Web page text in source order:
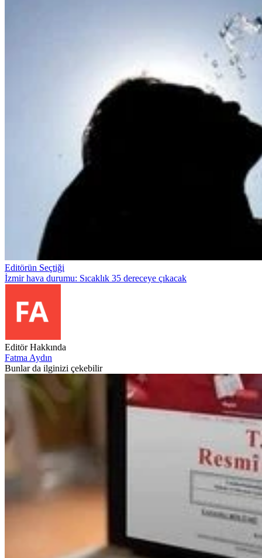
Editörün Seçtiği
İzmir hava durumu: Sıcaklık 35 dereceye çıkacak
Editör Hakkında
Fatma Aydın
Bunlar da ilginizi çekebilir